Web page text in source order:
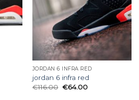
JORDAN 6 INFRA RED
jordan 6 infra red
€116.00 €64.00